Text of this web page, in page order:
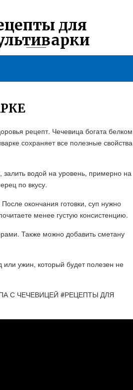
для
рецепт. Чечевица богата белком
сохраняет все полезные свойства
водой на уровень, примерно на
по вкусу.
окончания готовки, суп нужно
менее густую консистенцию.
Также можно добавить сметану
или ужин, который будет полезен не
С ЧЕЧЕВИЦЕЙ #РЕЦЕПТЫ ДЛЯ